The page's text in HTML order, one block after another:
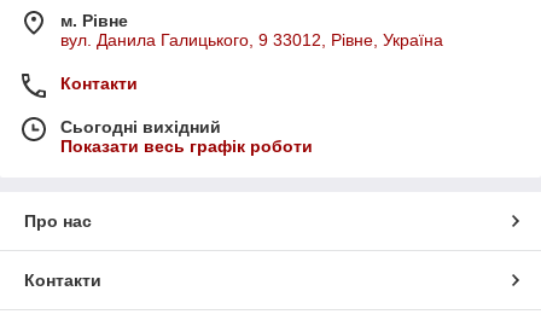
м. Рівне
вул. Данила Галицького, 9 33012, Рівне, Україна
Контакти
Сьогодні вихідний
Показати весь графік роботи
Про нас
Контакти